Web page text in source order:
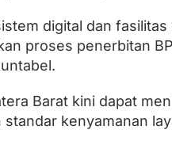
digital dan
proses penerbitan
Barat kini dapat
kenyamanan